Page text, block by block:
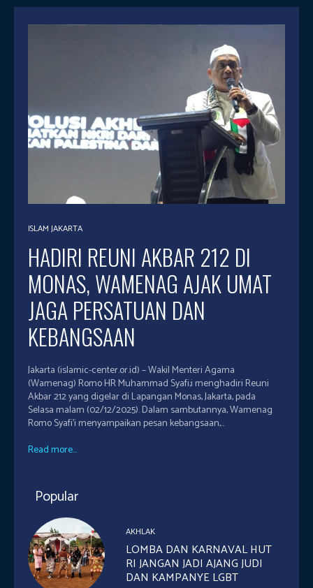
ISLAM JAKARTA
HADIRI REUNI AKBAR 212 DI
MONAS, WAMENAG AJAK UMAT
JAGA PERSATUAN DAN
KEBANGSAAN
Jakarta (islamic-center.or.id) – Wakil Menteri Agama
(Wamenag) Romo HR Muhammad Syafi;i menghadiri Reuni
Akbar 212 yang digelar di Lapangan Monas, Jakarta, pada
Selasa malam (02/12/2025). Dalam sambutannya, Wamenag
Romo Syafi’i menyampaikan pesan kebangsaan,...
Read more...
Popular
AKHLAK
LOMBA DAN KARNAVAL HUT
RI JANGAN JADI AJANG JUDI
DAN KAMPANYE LGBT